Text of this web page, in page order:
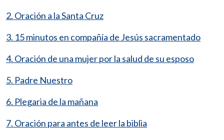
2. Oración a la Santa Cruz
3. 15 minutos en compañía de Jesús sacramentado
4. Oración de una mujer por la salud de su esposo
5. Padre Nuestro
6. Plegaria de la mañana
7. Oración para antes de leer la biblia